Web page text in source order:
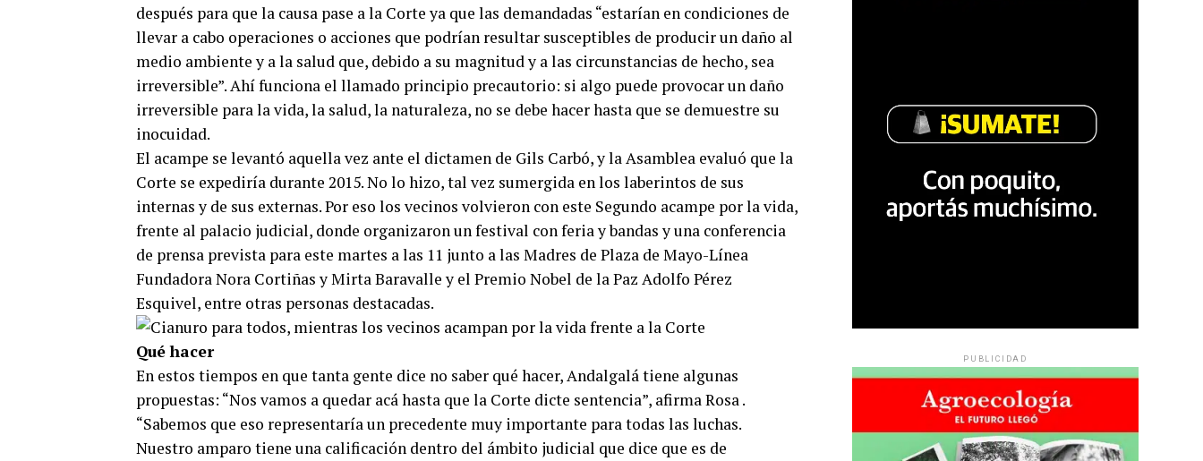
después para que la causa pase a la Corte ya que las demandadas “estarían en condiciones de
llevar a cabo operaciones o acciones que podrían resultar susceptibles de producir un daño al
medio ambiente y a la salud que, debido a su magnitud y a las circunstancias de hecho, sea
irreversible”. Ahí funciona el llamado principio precautorio: si algo puede provocar un daño
irreversible para la vida, la salud, la naturaleza, no se debe hacer hasta que se demuestre su
inocuidad.
El acampe se levantó aquella vez ante el dictamen de Gils Carbó, y la Asamblea evaluó que la
Corte se expediría durante 2015. No lo hizo, tal vez sumergida en los laberintos de sus
internas y de sus externas. Por eso los vecinos volvieron con este Segundo acampe por la vida,
frente al palacio judicial, donde organizaron un festival con feria y bandas y una conferencia
de prensa prevista para este martes a las 11 junto a las Madres de Plaza de Mayo-Línea
Fundadora Nora Cortiñas y Mirta Baravalle y el Premio Nobel de la Paz Adolfo Pérez
Esquivel, entre otras personas destacadas.
Qué hacer
En estos tiempos en que tanta gente dice no saber qué hacer, Andalgalá tiene algunas
propuestas: “Nos vamos a quedar acá hasta que la Corte dicte sentencia”, afirma Rosa .
“Sabemos que eso representaría un precedente muy importante para todas las luchas.
Nuestro amparo tiene una calificación dentro del ámbito judicial que dice que es de
PUBLICIDAD